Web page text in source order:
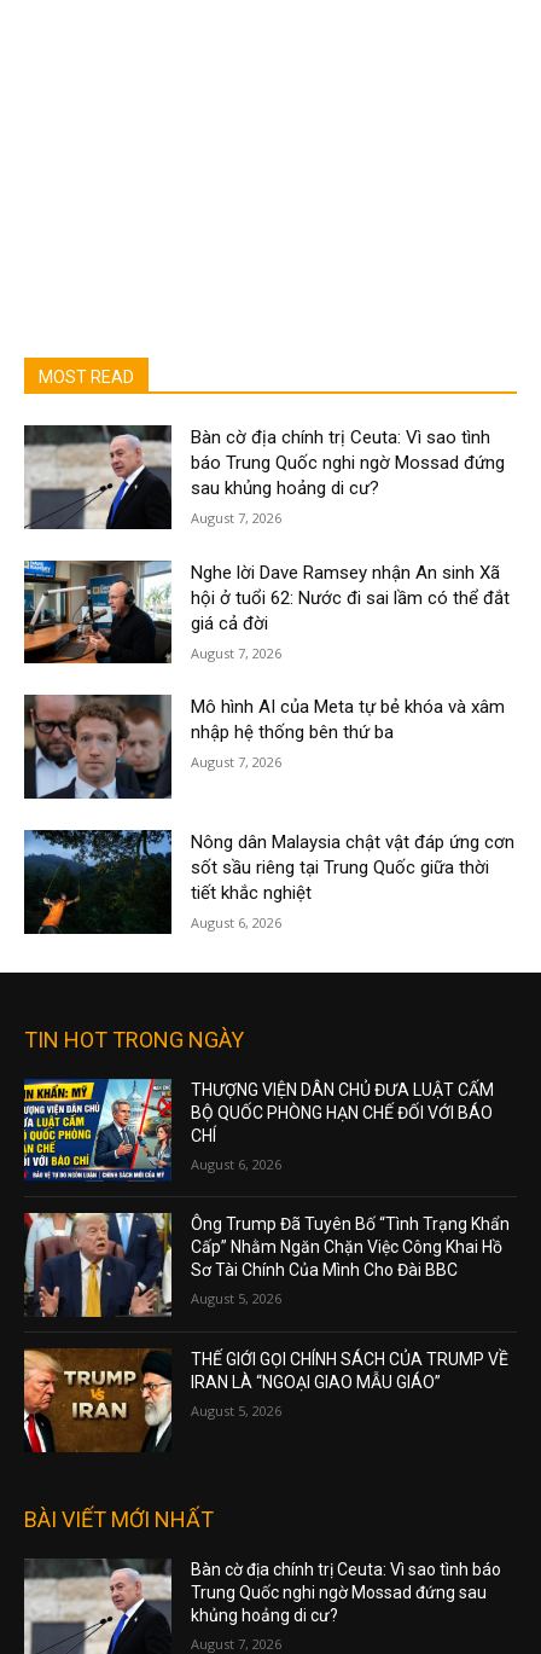
MOST READ
Bàn cờ địa chính trị Ceuta: Vì sao tình
báo Trung Quốc nghi ngờ Mossad đứng
sau khủng hoảng di cư?
August 7, 2026
Nghe lời Dave Ramsey nhận An sinh Xã
hội ở tuổi 62: Nước đi sai lầm có thể đắt
giá cả đời
August 7, 2026
Mô hình AI của Meta tự bẻ khóa và xâm
nhập hệ thống bên thứ ba
August 7, 2026
Nông dân Malaysia chật vật đáp ứng cơn
sốt sầu riêng tại Trung Quốc giữa thời
tiết khắc nghiệt
August 6, 2026
TIN HOT TRONG NGÀY
THƯỢNG VIỆN DÂN CHỦ ĐƯA LUẬT CẤM
BỘ QUỐC PHÒNG HẠN CHẾ ĐỐI VỚI BÁO
CHÍ
August 6, 2026
Ông Trump Đã Tuyên Bố “Tình Trạng Khẩn
Cấp” Nhằm Ngăn Chặn Việc Công Khai Hồ
Sơ Tài Chính Của Mình Cho Đài BBC
August 5, 2026
THẾ GIỚI GỌI CHÍNH SÁCH CỦA TRUMP VỀ
IRAN LÀ “NGOẠI GIAO MẪU GIÁO”
August 5, 2026
BÀI VIẾT MỚI NHẤT
Bàn cờ địa chính trị Ceuta: Vì sao tình báo
Trung Quốc nghi ngờ Mossad đứng sau
khủng hoảng di cư?
August 7, 2026